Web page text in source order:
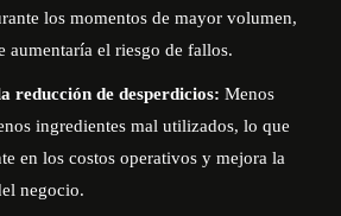
los momentos de mayor volumen,
aumentaría el riesgo de fallos.
reducción de desperdicios: Menos
ingredientes mal utilizados, lo que
en los costos operativos y mejora la
negocio.